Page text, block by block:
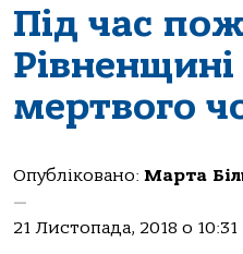
Під час
мертвого
Опубліковано: Марта
—
21 Листопада, 2018 о 10:31